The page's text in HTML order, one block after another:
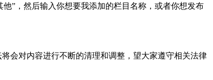
”，然后输入你想要我添加的栏目名称，或者你想发布
会对内容进行不断的清理和调整，望大家遵守相关法律